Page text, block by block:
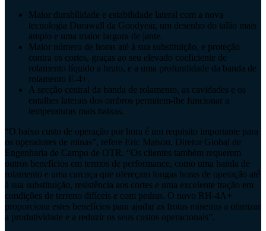
Maior durabilidade e estabilidade lateral com a nova
tecnologia Durawall da Goodyear, um desenho do talão mais
amplo e uma maior largura de jante.
Maior número de horas até à sua substituição, e proteção
contra os cortes, graças ao seu elevado coeficiente de
rolamento líquido a bruto, e a uma profundidade da banda de
rolamento E-4+.
A secção central da banda de rolamento, as cavidades e os
entalhes laterais dos ombros permitem-lhe funcionar a
temperaturas mais baixas.
“O baixo custo de operação por hora é um requisito importante para
os operadores de minas”, refere Eric Matson, Diretor Global de
Engenharia de Campo de OTR. “Os clientes também requerem
outros benefícios em termos de performance, como uma banda de
rolamento e uma carcaça que ofereçam longas horas de operação até
à sua substituição, resistência aos cortes e uma excelente tração em
condições de terreno difíceis e com pedras. O novo RH-4A+
proporciona estes benefícios para ajudar as frotas mineiras a otimizar
a produtividade e a reduzir os seus custos operacionais”.